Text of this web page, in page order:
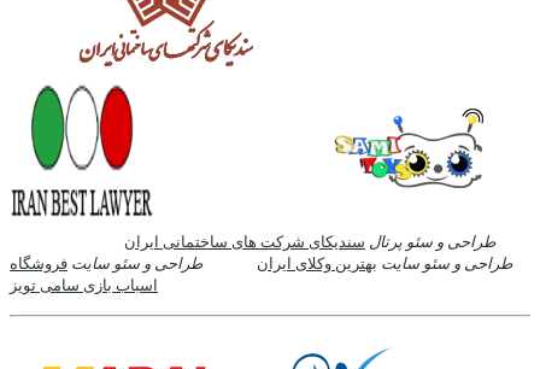
طراحی و سئو پرتال سندیکای شرکت های ساختمانی ایران
طراحی و سئو سایت بهترین وکلای ایران طراحی و سئو سایت فروشگاه
اسباب بازی سامی تویز